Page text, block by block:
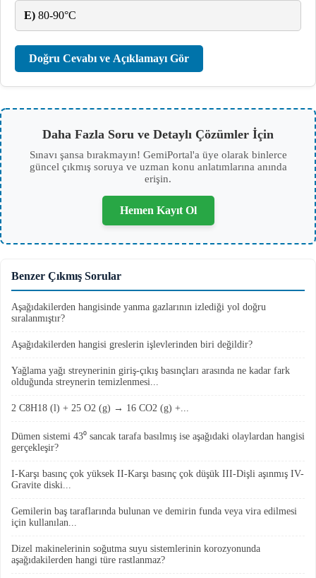
E) 80-90°C
Doğru Cevabı ve Açıklamayı Gör
Daha Fazla Soru ve Detaylı Çözümler İçin
Sınavı şansa bırakmayın! GemiPortal'a üye olarak binlerce
güncel çıkmış soruya ve uzman konu anlatımlarına anında
erişin.
Hemen Kayıt Ol
Benzer Çıkmış Sorular
Aşağıdakilerden hangisinde yanma gazlarının izlediği yol doğru
sıralanmıştır?
Aşağıdakilerden hangisi greslerin işlevlerinden biri değildir?
Yağlama yağı streynerinin giriş-çıkış basınçları arasında ne kadar fark
olduğunda streynerin temizlenmesi...
2 C8H18 (l) + 25 O2 (g) → 16 CO2 (g) +...
Dümen sistemi 43⁰ sancak tarafa basılmış ise aşağıdaki olaylardan hangisi
gerçekleşir?
I-Karşı basınç çok yüksek II-Karşı basınç çok düşük III-Dişli aşınmış IV-
Gravite diski...
Gemilerin baş taraflarında bulunan ve demirin funda veya vira edilmesi
için kullanılan...
Dizel makinelerinin soğutma suyu sistemlerinin korozyonunda
aşağıdakilerden hangi türe rastlanmaz?